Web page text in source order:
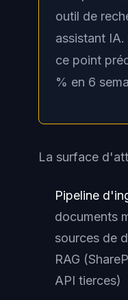
outil de
assistant
ce point
% en 6
La surface
Pipeline
documents
sources de
RAG
API tierces)